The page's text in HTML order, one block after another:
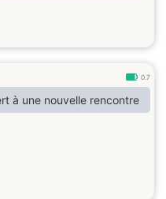
0.7
à une nouvelle rencontre